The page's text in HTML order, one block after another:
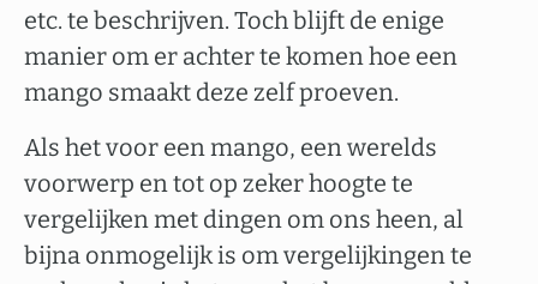
etc. te beschrijven. Toch blijft de enige
manier om er achter te komen hoe een
mango smaakt deze zelf proeven.
Als het voor een mango, een werelds
voorwerp en tot op zeker hoogte te
vergelijken met dingen om ons heen, al
bijna onmogelijk is om vergelijkingen te